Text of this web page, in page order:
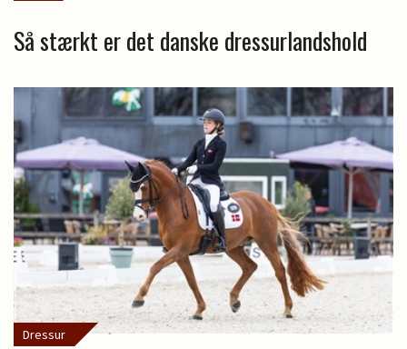
Så stærkt er det danske dressurlandshold
Dressur